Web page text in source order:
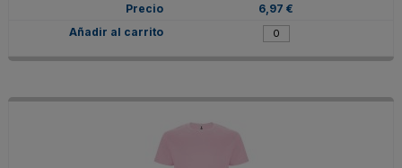
6,97 €